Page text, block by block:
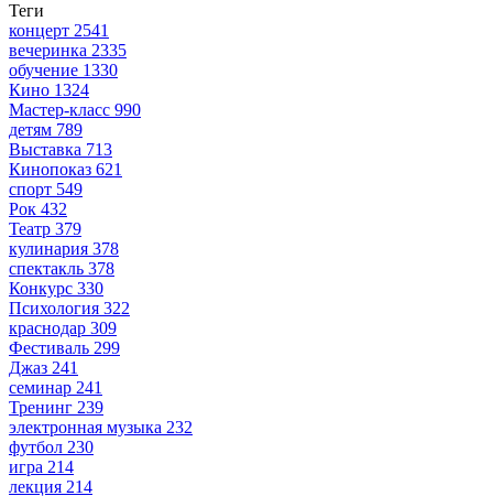
Теги
концерт 2541
вечеринка 2335
обучение 1330
Кино 1324
Мастер-класс 990
детям 789
Выставка 713
Кинопоказ 621
спорт 549
Рок 432
Театр 379
кулинария 378
спектакль 378
Конкурс 330
Психология 322
краснодар 309
Фестиваль 299
Джаз 241
семинар 241
Тренинг 239
электронная музыка 232
футбол 230
игра 214
лекция 214